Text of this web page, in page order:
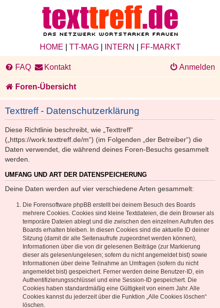
HOME TT-MAG| INTERN FF-MARKT
FAQ Kontakt Anmelden
Foren-Übersicht
Texttreff - Datenschutzerklärung
Diese Richtlinie beschreibt, wie „Texttreff“
(„https://work.texttreff.de/m“) (im Folgenden „der Betreiber“) die
Daten verwendet, die während deines Foren-Besuchs gesammelt
werden.
UMFANG UND ART DER DATENSPEICHERUNG
Deine Daten werden auf vier verschiedene Arten gesammelt:
Die Forensoftware phpBB erstellt bei deinem Besuch des Boards
mehrere Cookies. Cookies sind kleine Textdateien, die dein Browser als
temporäre Dateien ablegt und die zwischen den einzelnen Aufrufen des
Boards erhalten bleiben. In diesen Cookies sind die aktuelle ID deiner
Sitzung (damit dir alle Seitenaufrufe zugeordnet werden können),
Informationen über die von dir gelesenen Beiträge (zur Markierung
dieser als gelesen/ungelesen; sofern du nicht angemeldet bist) sowie
Informationen über deine Teilnahme an Umfragen (sofern du nicht
angemeldet bist) gespeichert. Ferner werden deine Benutzer-ID, ein
Authentifizierungsschlüssel und eine Session-ID gespeichert. Die
Cookies haben standardmäßig eine Gültigkeit von einem Jahr. Alle
Cookies kannst du jederzeit über die Funktion „Alle Cookies löschen“
löschen.